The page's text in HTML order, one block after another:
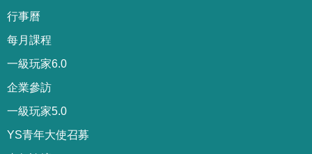
行事曆
每月課程
一級玩家6.0
企業參訪
一級玩家5.0
YS青年大使召募